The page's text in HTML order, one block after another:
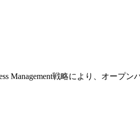
Management戦略により、オープ